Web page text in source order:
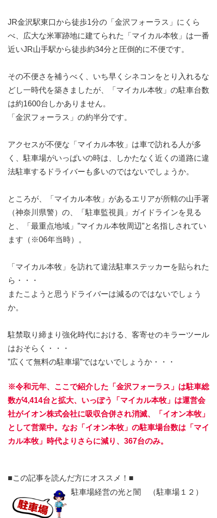
JR金沢駅東口から徒歩1分の「金沢フォーラス」にくら
べ、広大な米軍跡地に建てられた「マイカル本牧」は一番
近いJR山手駅から徒歩約34分と圧倒的に不便です。
その不便さを補うべく、いち早くシネコンをとり入れるな
どし一時代を築きましたが、「マイカル本牧」の駐車台数
は約1600台しかありません。
「金沢フォーラス」の約半分です。
アクセスが不便な「マイカル本牧」は車で訪れる人が多
く、駐車場がいっぱいの時は、しかたなく近くの道路に違
法駐車するドライバーも多いのではないでしょうか。
ところが、「マイカル本牧」があるエリアが所轄の山手署
（神奈川県警）の、「駐車監視員」ガイドラインを見る
と、「最重点地域」”マイカル本牧周辺”と名指しされてい
ます（※06年当時）。
「マイカル本牧」を訪れて違法駐車ステッカーを貼られた
ら・・・
またこようと思うドライバーは減るのではないでしょう
か。
駐禁取り締まり強化時代における、客寄せのキラーツール
はおそらく・・・
”広くて無料の駐車場”ではないでしょうか・・・
※令和元年、ここで紹介した「金沢フォーラス」は駐車総
数が4,414台と拡大、いっぽう「マイカル本牧」は運営会
社がイオン株式会社に吸収合併され消滅、「イオン本牧」
として営業中。なお「イオン本牧」の駐車場台数は「マイ
カル本牧」時代よりさらに減り、367台のみ。
■この記事を読んだ方にオススメ！■
駐車場経営の光と闇 （駐車場１２）